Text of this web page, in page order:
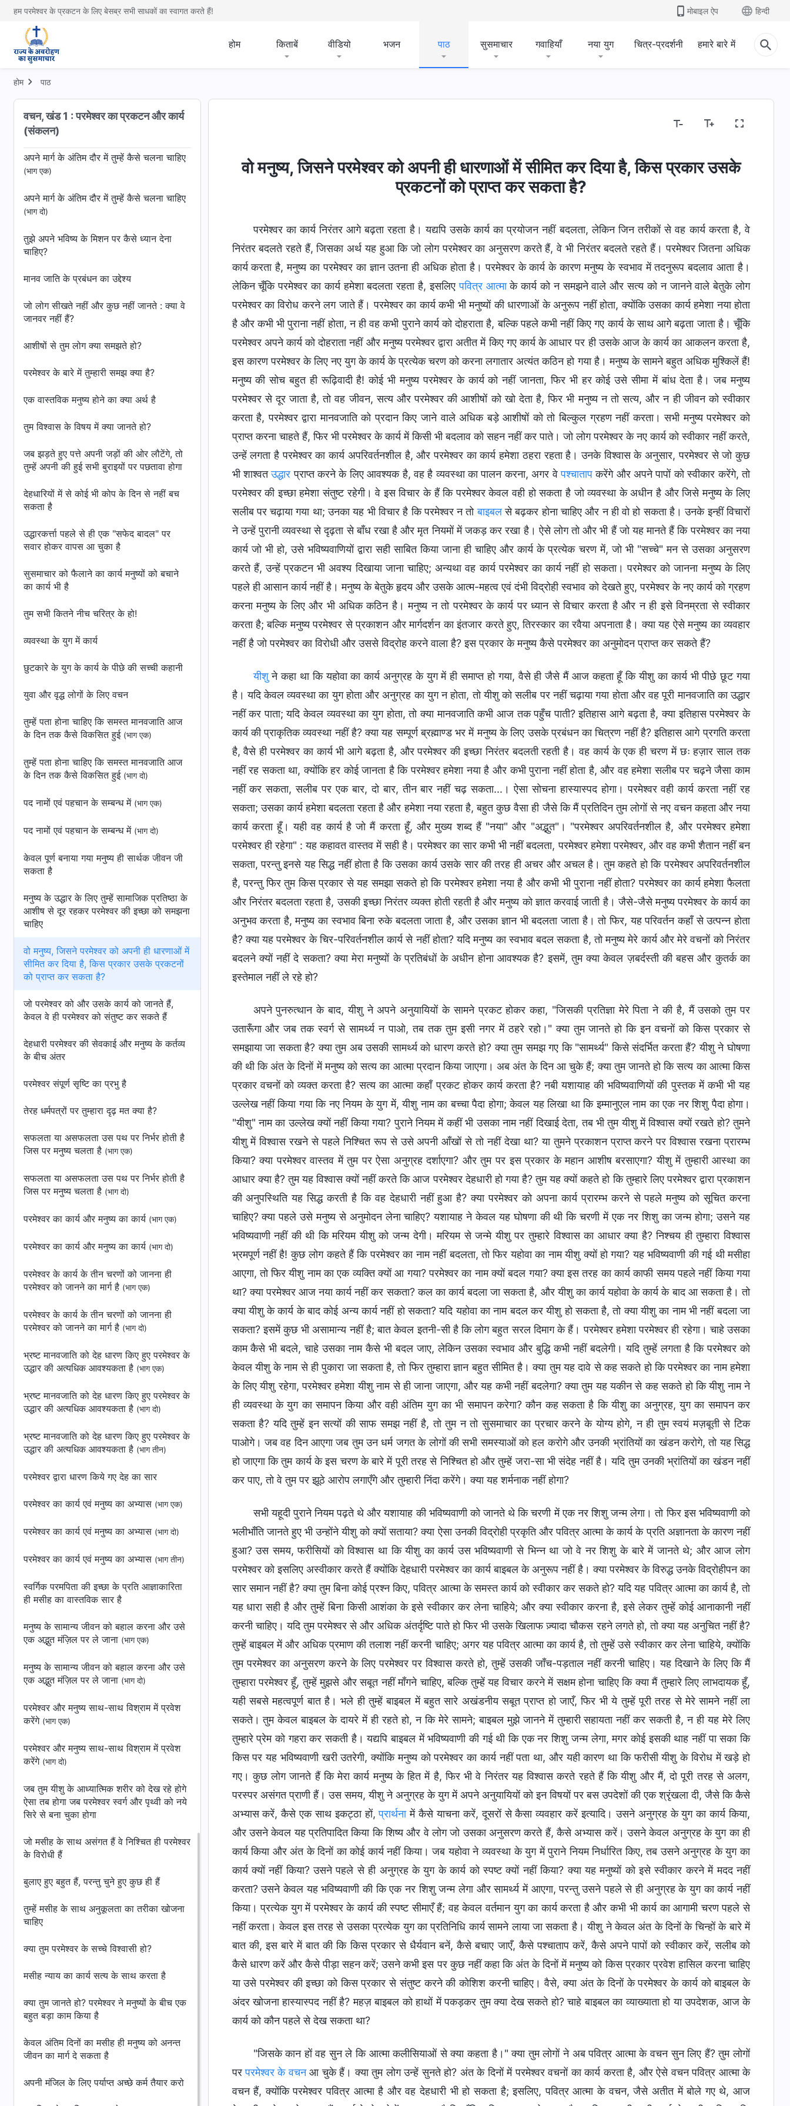
हम परमेश्वर के प्रकटन के लिए बेसब्र सभी साधकों का स्वागत करते हैं! मोबाइल ऐप हिन्दी
होम किताबें वीडियो भजन पाठ सुसमाचार गवाहियाँ नया युग चित्र-प्रदर्शनी हमारे बारे में
होम पाठ
वचन, खंड 1 : परमेश्वर का प्रकटन और कार्य
(संकलन)
ज्ञान(भाग एक)
पतरस के अनुभव: ताड़ना और न्याय का उसका
ज्ञान(भाग दो)
पतरस के अनुभव: ताड़ना और न्याय का उसका
तुम लोगों को कार्य को समझना चाहिए—भ्रम में
अनुसरण मत करो!
अपने मार्ग के अंतिम दौर में तुम्हें कैसे चलना चाहिए
(भाग एक)
अपने मार्ग के अंतिम दौर में तुम्हें कैसे चलना चाहिए
(भाग दो)
तुझे अपने भविष्य के मिशन पर कैसे ध्यान देना
चाहिए?
मानव जाति के प्रबंधन का उद्देश्य
जो लोग सीखते नहीं और कुछ नहीं जानते : क्या वे
जानवर नहीं हैं?
आशीषों से तुम लोग क्या समझते हो?
परमेश्वर के बारे में तुम्हारी समझ क्या है?
एक वास्तविक मनुष्य होने का क्या अर्थ है
तुम विश्वास के विषय में क्या जानते हो?
जब झड़ते हुए पत्ते अपनी जड़ों की ओर लौटेंगे, तो
तुम्हें अपनी की हुई सभी बुराइयों पर पछतावा होगा
देहधारियों में से कोई भी कोप के दिन से नहीं बच
सकता है
उद्धारकर्त्ता पहले से ही एक "सफेद बादल" पर
सवार होकर वापस आ चुका है
सुसमाचार को फैलाने का कार्य मनुष्यों को बचाने
का कार्य भी है
तुम सभी कितने नीच चरित्र के हो!
व्यवस्था के युग में कार्य
छुटकारे के युग के कार्य के पीछे की सच्ची कहानी
युवा और वृद्ध लोगों के लिए वचन
तुम्हें पता होना चाहिए कि समस्त मानवजाति आज
के दिन तक कैसे विकसित हुई (भाग एक)
तुम्हें पता होना चाहिए कि समस्त मानवजाति आज
के दिन तक कैसे विकसित हुई (भाग दो)
पद नामों एवं पहचान के सम्बन्ध में (भाग एक)
पद नामों एवं पहचान के सम्बन्ध में (भाग दो)
केवल पूर्ण बनाया गया मनुष्य ही सार्थक जीवन जी
सकता है
मनुष्य के उद्धार के लिए तुम्हें सामाजिक प्रतिष्ठा के
आशीष से दूर रहकर परमेश्वर की इच्छा को समझना
चाहिए
वो मनुष्य, जिसने परमेश्वर को अपनी ही धारणाओं में
सीमित कर दिया है, किस प्रकार उसके प्रकटनों
को प्राप्त कर सकता है?
जो परमेश्वर को और उसके कार्य को जानते हैं,
केवल वे ही परमेश्वर को संतुष्ट कर सकते हैं
देहधारी परमेश्वर की सेवकाई और मनुष्य के कर्तव्य
के बीच अंतर
परमेश्वर संपूर्ण सृष्टि का प्रभु है
तेरह धर्मपत्रों पर तुम्हारा दृढ़ मत क्या है?
सफलता या असफलता उस पथ पर निर्भर होती है
जिस पर मनुष्य चलता है (भाग एक)
सफलता या असफलता उस पथ पर निर्भर होती है
जिस पर मनुष्य चलता है (भाग दो)
परमेश्वर का कार्य और मनुष्य का कार्य (भाग एक)
परमेश्वर का कार्य और मनुष्य का कार्य (भाग दो)
परमेश्वर के कार्य के तीन चरणों को जानना ही
परमेश्वर को जानने का मार्ग है (भाग एक)
परमेश्वर के कार्य के तीन चरणों को जानना ही
परमेश्वर को जानने का मार्ग है (भाग दो)
भ्रष्ट मानवजाति को देह धारण किए हुए परमेश्वर के
उद्धार की अत्यधिक आवश्यकता है (भाग एक)
भ्रष्ट मानवजाति को देह धारण किए हुए परमेश्वर के
उद्धार की अत्यधिक आवश्यकता है (भाग दो)
भ्रष्ट मानवजाति को देह धारण किए हुए परमेश्वर के
उद्धार की अत्यधिक आवश्यकता है (भाग तीन)
परमेश्वर द्वारा धारण किये गए देह का सार
परमेश्वर का कार्य एवं मनुष्य का अभ्यास (भाग एक)
परमेश्वर का कार्य एवं मनुष्य का अभ्यास (भाग दो)
परमेश्वर का कार्य एवं मनुष्य का अभ्यास (भाग तीन)
स्वर्गिक परमपिता की इच्छा के प्रति आज्ञाकारिता
ही मसीह का वास्तविक सार है
मनुष्य के सामान्य जीवन को बहाल करना और उसे
एक अद्भुत मंज़िल पर ले जाना (भाग एक)
मनुष्य के सामान्य जीवन को बहाल करना और उसे
एक अद्भुत मंज़िल पर ले जाना (भाग दो)
परमेश्वर और मनुष्य साथ-साथ विश्राम में प्रवेश
करेंगे (भाग एक)
परमेश्वर और मनुष्य साथ-साथ विश्राम में प्रवेश
करेंगे (भाग दो)
जब तुम यीशु के आध्यात्मिक शरीर को देख रहे होगे
ऐसा तब होगा जब परमेश्वर स्वर्ग और पृथ्वी को नये
सिरे से बना चुका होगा
जो मसीह के साथ असंगत हैं वे निश्चित ही परमेश्वर
के विरोधी हैं
बुलाए हुए बहुत हैं, परन्तु चुने हुए कुछ ही हैं
तुम्हें मसीह के साथ अनुकूलता का तरीका खोजना
चाहिए
क्या तुम परमेश्वर के सच्चे विश्वासी हो?
मसीह न्याय का कार्य सत्य के साथ करता है
क्या तुम जानते हो? परमेश्वर ने मनुष्यों के बीच एक
बहुत बड़ा काम किया है
केवल अंतिम दिनों का मसीह ही मनुष्य को अनन्त
जीवन का मार्ग दे सकता है
अपनी मंजिल के लिए पर्याप्त अच्छे कर्म तैयार करो
वो मनुष्य, जिसने परमेश्वर को अपनी ही धारणाओं में सीमित कर दिया है, किस प्रकार उसके
प्रकटनों को प्राप्त कर सकता है?
परमेश्वर का कार्य निरंतर आगे बढ़ता रहता है। यद्यपि उसके कार्य का प्रयोजन नहीं बदलता, लेकिन जिन तरीकों से वह कार्य करता है, वे
निरंतर बदलते रहते हैं, जिसका अर्थ यह हुआ कि जो लोग परमेश्वर का अनुसरण करते हैं, वे भी निरंतर बदलते रहते हैं। परमेश्वर जितना अधिक
कार्य करता है, मनुष्य का परमेश्वर का ज्ञान उतना ही अधिक होता है। परमेश्वर के कार्य के कारण मनुष्य के स्वभाव में तदनुरूप बदलाव आता है।
लेकिन चूँकि परमेश्वर का कार्य हमेशा बदलता रहता है, इसलिएपवित्र आत्माके कार्य को न समझने वाले और सत्य को न जानने वाले बेतुके लोग
परमेश्वर का विरोध करने लग जाते हैं। परमेश्वर का कार्य कभी भी मनुष्यों की धारणाओं के अनुरूप नहीं होता, क्योंकि उसका कार्य हमेशा नया होता
है और कभी भी पुराना नहीं होता, न ही वह कभी पुराने कार्य को दोहराता है, बल्कि पहले कभी नहीं किए गए कार्य के साथ आगे बढ़ता जाता है। चूँकि
परमेश्वर अपने कार्य को दोहराता नहीं और मनुष्य परमेश्वर द्वारा अतीत में किए गए कार्य के आधार पर ही उसके आज के कार्य का आकलन करता है,
इस कारण परमेश्वर के लिए नए युग के कार्य के प्रत्येक चरण को करना लगातार अत्यंत कठिन हो गया है। मनुष्य के सामने बहुत अधिक मुश्किलें हैं!
मनुष्य की सोच बहुत ही रूढ़िवादी है! कोई भी मनुष्य परमेश्वर के कार्य को नहीं जानता, फिर भी हर कोई उसे सीमा में बांध देता है। जब मनुष्य
परमेश्वर से दूर जाता है, तो वह जीवन, सत्य और परमेश्वर की आशीषों को खो देता है, फिर भी मनुष्य न तो सत्य, और न ही जीवन को स्वीकार
करता है, परमेश्वर द्वारा मानवजाति को प्रदान किए जाने वाले अधिक बड़े आशीषों को तो बिल्कुल ग्रहण नहीं करता। सभी मनुष्य परमेश्वर को
प्राप्त करना चाहते हैं, फिर भी परमेश्वर के कार्य में किसी भी बदलाव को सहन नहीं कर पाते। जो लोग परमेश्वर के नए कार्य को स्वीकार नहीं करते,
उन्हें लगता है परमेश्वर का कार्य अपरिवर्तनशील है, और परमेश्वर का कार्य हमेशा ठहरा रहता है। उनके विश्वास के अनुसार, परमेश्वर से जो कुछ
भी शाश्वतउद्धार प्राप्त करने के लिए आवश्यक है, वह है व्यवस्था का पालन करना, अगर वेपश्चातापकरेंगे और अपने पापों को स्वीकार करेंगे, तो
परमेश्वर की इच्छा हमेशा संतुष्ट रहेगी। वे इस विचार के हैं कि परमेश्वर केवल वही हो सकता है जो व्यवस्था के अधीन है और जिसे मनुष्य के लिए
सलीब पर चढ़ाया गया था; उनका यह भी विचार है कि परमेश्वर न तोबाइबलसे बढ़कर होना चाहिए और न ही वो हो सकता है। उनके इन्हीं विचारों
ने उन्हें पुरानी व्यवस्था से दृढ़ता से बाँध रखा है और मृत नियमों में जकड़ कर रखा है। ऐसे लोग तो और भी हैं जो यह मानते हैं कि परमेश्वर का नया
कार्य जो भी हो, उसे भविष्यवाणियों द्वारा सही साबित किया जाना ही चाहिए और कार्य के प्रत्येक चरण में, जो भी "सच्चे" मन से उसका अनुसरण
करते हैं, उन्हें प्रकटन भी अवश्य दिखाया जाना चाहिए; अन्यथा वह कार्य परमेश्वर का कार्य नहीं हो सकता। परमेश्वर को जानना मनुष्य के लिए
पहले ही आसान कार्य नहीं है। मनुष्य के बेतुके हृदय और उसके आत्म-महत्व एवं दंभी विद्रोही स्वभाव को देखते हुए, परमेश्वर के नए कार्य को ग्रहण
करना मनुष्य के लिए और भी अधिक कठिन है। मनुष्य न तो परमेश्वर के कार्य पर ध्यान से विचार करता है और न ही इसे विनम्रता से स्वीकार
करता है; बल्कि मनुष्य परमेश्वर से प्रकाशन और मार्गदर्शन का इंतजार करते हुए, तिरस्कार का रवैया अपनाता है। क्या यह ऐसे मनुष्य का व्यवहार
नहीं है जो परमेश्वर का विरोधी और उससे विद्रोह करने वाला है? इस प्रकार के मनुष्य कैसे परमेश्वर का अनुमोदन प्राप्त कर सकते हैं?
यीशुने कहा था कि यहोवा का कार्य अनुग्रह के युग में ही समाप्त हो गया, वैसे ही जैसे मैं आज कहता हूँ कि यीशु का कार्य भी पीछे छूट गया
है। यदि केवल व्यवस्था का युग होता और अनुग्रह का युग न होता, तो यीशु को सलीब पर नहीं चढ़ाया गया होता और वह पूरी मानवजाति का उद्धार
नहीं कर पाता; यदि केवल व्यवस्था का युग होता, तो क्या मानवजाति कभी आज तक पहुँच पाती? इतिहास आगे बढ़ता है, क्या इतिहास परमेश्वर के
कार्य की प्राकृतिक व्यवस्था नहीं है? क्या यह सम्पूर्ण ब्रह्माण्ड भर में मनुष्य के लिए उसके प्रबंधन का चित्रण नहीं है? इतिहास आगे प्रगति करता
है, वैसे ही परमेश्वर का कार्य भी आगे बढ़ता है, और परमेश्वर की इच्छा निरंतर बदलती रहती है। वह कार्य के एक ही चरण में छः हज़ार साल तक
नहीं रह सकता था, क्योंकि हर कोई जानता है कि परमेश्वर हमेशा नया है और कभी पुराना नहीं होता है, और वह हमेशा सलीब पर चढ़ने जैसा काम
नहीं कर सकता, सलीब पर एक बार, दो बार, तीन बार नहीं चढ़ सकता...। ऐसा सोचना हास्यास्पद होगा। परमेश्वर वही कार्य करता नहीं रह
सकता; उसका कार्य हमेशा बदलता रहता है और हमेशा नया रहता है, बहुत कुछ वैसा ही जैसे कि मैं प्रतिदिन तुम लोगों से नए वचन कहता और नया
कार्य करता हूँ। यही वह कार्य है जो मैं करता हूँ, और मुख्य शब्द हैं "नया" और "अद्भुत"। "परमेश्वर अपरिवर्तनशील है, और परमेश्वर हमेशा
परमेश्वर ही रहेगा" : यह कहावत वास्तव में सही है। परमेश्वर का सार कभी भी नहीं बदलता, परमेश्वर हमेशा परमेश्वर, और वह कभी शैतान नहीं बन
सकता, परन्तु इनसे यह सिद्ध नहीं होता है कि उसका कार्य उसके सार की तरह ही अचर और अचल है। तुम कहते हो कि परमेश्वर अपरिवर्तनशील
है, परन्तु फिर तुम किस प्रकार से यह समझा सकते हो कि परमेश्वर हमेशा नया है और कभी भी पुराना नहीं होता? परमेश्वर का कार्य हमेशा फैलता
और निरंतर बदलता रहता है, उसकी इच्छा निरंतर व्यक्त होती रहती है और मनुष्य को ज्ञात करवाई जाती है। जैसे-जैसे मनुष्य परमेश्वर के कार्य का
अनुभव करता है, मनुष्य का स्वभाव बिना रुके बदलता जाता है, और उसका ज्ञान भी बदलता जाता है। तो फिर, यह परिवर्तन कहाँ से उत्पन्न होता
है? क्या यह परमेश्वर के चिर-परिवर्तनशील कार्य से नहीं होता? यदि मनुष्य का स्वभाव बदल सकता है, तो मनुष्य मेरे कार्य और मेरे वचनों को निरंतर
बदलने क्यों नहीं दे सकता? क्या मेरा मनुष्यों के प्रतिबंधों के अधीन होना आवश्यक है? इसमें, तुम क्या केवल ज़बर्दस्ती की बहस और कुतर्क का
इस्तेमाल नहीं ले रहे हो?
अपने पुनरुत्थान के बाद, यीशु ने अपने अनुयायियों के सामने प्रकट होकर कहा, "जिसकी प्रतिज्ञा मेरे पिता ने की है, मैं उसको तुम पर
उतारूँगा और जब तक स्वर्ग से सामर्थ्य न पाओ, तब तक तुम इसी नगर में ठहरे रहो।" क्या तुम जानते हो कि इन वचनों को किस प्रकार से
समझाया जा सकता है? क्या तुम अब उसकी सामर्थ्य को धारण करते हो? क्या तुम समझ गए कि "सामर्थ्य" किसे संदर्भित करता हैं? यीशु ने घोषणा
की थी कि अंत के दिनों में मनुष्य को सत्य का आत्मा प्रदान किया जाएगा। अब अंत के दिन आ चुके हैं; क्या तुम जानते हो कि सत्य का आत्मा किस
प्रकार वचनों को व्यक्त करता है? सत्य का आत्मा कहाँ प्रकट होकर कार्य करता है? नबी यशायाह की भविष्यवाणियों की पुस्तक में कभी भी यह
उल्लेख नहीं किया गया कि नए नियम के युग में, यीशु नाम का बच्चा पैदा होगा; केवल यह लिखा था कि इम्मानुएल नाम का एक नर शिशु पैदा होगा।
"यीशु" नाम का उल्लेख क्यों नहीं किया गया? पुराने नियम में कहीं भी उसका नाम नहीं दिखाई देता, तब भी तुम यीशु में विश्वास क्यों रखते हो? तुमने
यीशु में विश्वास रखने से पहले निश्चित रूप से उसे अपनी आँखों से तो नहीं देखा था? या तुमने प्रकाशन प्राप्त करने पर विश्वास रखना प्रारम्भ
किया? क्या परमेश्वर वास्तव में तुम पर ऐसा अनुग्रह दर्शाएगा? और तुम पर इस प्रकार के महान आशीष बरसाएगा? यीशु में तुम्हारी आस्था का
आधार क्या है? तुम यह विश्वास क्यों नहीं करते कि आज परमेश्वर देहधारी हो गया है? तुम यह क्यों कहते हो कि तुम्हारे लिए परमेश्वर द्वारा प्रकाशन
की अनुपस्थिति यह सिद्ध करती है कि वह देहधारी नहीं हुआ है? क्या परमेश्वर को अपना कार्य प्रारम्भ करने से पहले मनुष्य को सूचित करना
चाहिए? क्या पहले उसे मनुष्य से अनुमोदन लेना चाहिए? यशायाह ने केवल यह घोषणा की थी कि चरणी में एक नर शिशु का जन्म होगा; उसने यह
भविष्यवाणी नहीं की थी कि मरियम यीशु को जन्म देगी। मरियम से जन्मे यीशु पर तुम्हारे विश्वास का आधार क्या है? निश्चय ही तुम्हारा विश्वास
भ्रमपूर्ण नहीं है! कुछ लोग कहते हैं कि परमेश्वर का नाम नहीं बदलता, तो फिर यहोवा का नाम यीशु क्यों हो गया? यह भविष्यवाणी की गई थी मसीहा
आएगा, तो फिर यीशु नाम का एक व्यक्ति क्यों आ गया? परमेश्वर का नाम क्यों बदल गया? क्या इस तरह का कार्य काफी समय पहले नहीं किया गया
था? क्या परमेश्वर आज नया कार्य नहीं कर सकता? कल का कार्य बदला जा सकता है, और यीशु का कार्य यहोवा के कार्य के बाद आ सकता है। तो
क्या यीशु के कार्य के बाद कोई अन्य कार्य नहीं हो सकता? यदि यहोवा का नाम बदल कर यीशु हो सकता है, तो क्या यीशु का नाम भी नहीं बदला जा
सकता? इसमें कुछ भी असामान्य नहीं है; बात केवल इतनी-सी है कि लोग बहुत सरल दिमाग के हैं। परमेश्वर हमेशा परमेश्वर ही रहेगा। चाहे उसका
काम कैसे भी बदले, चाहे उसका नाम कैसे भी बदल जाए, लेकिन उसका स्वभाव और बुद्धि कभी नहीं बदलेगी। यदि तुम्हें लगता है कि परमेश्वर को
केवल यीशु के नाम से ही पुकारा जा सकता है, तो फिर तुम्हारा ज्ञान बहुत सीमित है। क्या तुम यह दावे से कह सकते हो कि परमेश्वर का नाम हमेशा
के लिए यीशु रहेगा, परमेश्वर हमेशा यीशु नाम से ही जाना जाएगा, और यह कभी नहीं बदलेगा? क्या तुम यह यकीन से कह सकते हो कि यीशु नाम ने
ही व्यवस्था के युग का समापन किया और वही अंतिम युग का भी समापन करेगा? कौन कह सकता है कि यीशु का अनुग्रह, युग का समापन कर
सकता है? यदि तुम्हें इन सत्यों की साफ समझ नहीं है, तो तुम न तो सुसमाचार का प्रचार करने के योग्य होगे, न ही तुम स्वयं मज़बूती से टिक
पाओगे। जब वह दिन आएगा जब तुम उन धर्म जगत के लोगों की सभी समस्याओं को हल करोगे और उनकी भ्रांतियों का खंडन करोगे, तो यह सिद्ध
हो जाएगा कि तुम कार्य के इस चरण के बारे में पूरी तरह से निश्चित हो और तुम्हें जरा-सा भी संदेह नहीं है। यदि तुम उनकी भ्रांतियों का खंडन नहीं
कर पाए, तो वे तुम पर झूठे आरोप लगाएँगे और तुम्हारी निंदा करेंगे। क्या यह शर्मनाक नहीं होगा?
सभी यहूदी पुराने नियम पढ़ते थे और यशायाह की भविष्यवाणी को जानते थे कि चरणी में एक नर शिशु जन्म लेगा। तो फिर इस भविष्यवाणी को
भलीभाँति जानते हुए भी उन्होंने यीशु को क्यों सताया? क्या ऐसा उनकी विद्रोही प्रकृति और पवित्र आत्मा के कार्य के प्रति अज्ञानता के कारण नहीं
हुआ? उस समय, फरीसियों को विश्वास था कि यीशु का कार्य उस भविष्यवाणी से भिन्न था जो वे नर शिशु के बारे में जानते थे; और आज लोग
परमेश्वर को इसलिए अस्वीकार करते हैं क्योंकि देहधारी परमेश्वर का कार्य बाइबल के अनुरूप नहीं है। क्या परमेश्वर के विरुद्ध उनके विद्रोहीपन का
सार समान नहीं है? क्या तुम बिना कोई प्रश्न किए, पवित्र आत्मा के समस्त कार्य को स्वीकार कर सकते हो? यदि यह पवित्र आत्मा का कार्य है, तो
यह धारा सही है और तुम्हें बिना किसी आशंका के इसे स्वीकार कर लेना चाहिये; और क्या स्वीकार करना है, इसे लेकर तुम्हें कोई आनाकानी नहीं
करनी चाहिए। यदि तुम परमेश्वर से और अधिक अंतर्दृष्टि पाते हो फिर भी उसके खिलाफ ज़्यादा चौकस रहने लगते हो, तो क्या यह अनुचित नहीं है?
तुम्हें बाइबल में और अधिक प्रमाण की तलाश नहीं करनी चाहिए; अगर यह पवित्र आत्मा का कार्य है, तो तुम्हें उसे स्वीकार कर लेना चाहिये, क्योंकि
तुम परमेश्वर का अनुसरण करने के लिए परमेश्वर पर विश्वास करते हो, तुम्हें उसकी जाँच-पड़ताल नहीं करनी चाहिए। यह दिखाने के लिए कि मैं
तुम्हारा परमेश्वर हूँ, तुम्हें मुझसे और सबूत नहीं माँगने चाहिए, बल्कि तुम्हें यह विचार करने में सक्षम होना चाहिए कि क्या मैं तुम्हारे लिए लाभदायक हूँ,
यही सबसे महत्वपूर्ण बात है। भले ही तुम्हें बाइबल में बहुत सारे अखंडनीय सबूत प्राप्त हो जाएँ, फिर भी ये तुम्हें पूरी तरह से मेरे सामने नहीं ला
सकते। तुम केवल बाइबल के दायरे में ही रहते हो, न कि मेरे सामने; बाइबल मुझे जानने में तुम्हारी सहायता नहीं कर सकती है, न ही यह मेरे लिए
तुम्हारे प्रेम को गहरा कर सकती है। यद्यपि बाइबल में भविष्यवाणी की गई थी कि एक नर शिशु जन्म लेगा, मगर कोई इसकी थाह नहीं पा सका कि
किस पर यह भविष्यवाणी खरी उतरेगी, क्योंकि मनुष्य को परमेश्वर का कार्य नहीं पता था, और यही कारण था कि फरीसी यीशु के विरोध में खड़े हो
गए। कुछ लोग जानते हैं कि मेरा कार्य मनुष्य के हित में है, फिर भी वे निरंतर यह विश्वास करते रहते हैं कि यीशु और मैं, दो पूरी तरह से अलग,
परस्पर असंगत प्राणी हैं। उस समय, यीशु ने अनुग्रह के युग में अपने अनुयायियों को इन विषयों पर बस उपदेशों की एक श्रृंखला दी, जैसे कि कैसे
अभ्यास करें, कैसे एक साथ इकट्ठा हों,प्रार्थनामें कैसे याचना करें, दूसरों से कैसा व्यवहार करें इत्यादि। उसने अनुग्रह के युग का कार्य किया,
और उसने केवल यह प्रतिपादित किया कि शिष्य और वे लोग जो उसका अनुसरण करते हैं, कैसे अभ्यास करें। उसने केवल अनुग्रह के युग का ही
कार्य किया और अंत के दिनों का कोई कार्य नहीं किया। जब यहोवा ने व्यवस्था के युग में पुराने नियम निर्धारित किए, तब उसने अनुग्रह के युग का
कार्य क्यों नहीं किया? उसने पहले से ही अनुग्रह के युग के कार्य को स्पष्ट क्यों नहीं किया? क्या यह मनुष्यों को इसे स्वीकार करने में मदद नहीं
करता? उसने केवल यह भविष्यवाणी की कि एक नर शिशु जन्म लेगा और सामर्थ्य में आएगा, परन्तु उसने पहले से ही अनुग्रह के युग का कार्य नहीं
किया। प्रत्येक युग में परमेश्वर के कार्य की स्पष्ट सीमाएँ हैं; वह केवल वर्तमान युग का कार्य करता है और कभी भी कार्य का आगामी चरण पहले से
नहीं करता। केवल इस तरह से उसका प्रत्येक युग का प्रतिनिधि कार्य सामने लाया जा सकता है। यीशु ने केवल अंत के दिनों के चिन्हों के बारे में
बात की, इस बारे में बात की कि किस प्रकार से धैर्यवान बनें, कैसे बचाए जाएँ, कैसे पश्चाताप करें, कैसे अपने पापों को स्वीकार करें, सलीब को
कैसे धारण करें और कैसे पीड़ा सहन करें; उसने कभी इस पर कुछ नहीं कहा कि अंत के दिनों में मनुष्य को किस प्रकार प्रवेश हासिल करना चाहिए
या उसे परमेश्वर की इच्छा को किस प्रकार से संतुष्ट करने की कोशिश करनी चाहिए। वैसे, क्या अंत के दिनों के परमेश्वर के कार्य को बाइबल के
अंदर खोजना हास्यास्पद नहीं है? महज़ बाइबल को हाथों में पकड़कर तुम क्या देख सकते हो? चाहे बाइबल का व्याख्याता हो या उपदेशक, आज के
कार्य को कौन पहले से देख सकता था?
"जिसके कान हों वह सुन ले कि आत्मा कलीसियाओं से क्या कहता है।" क्या तुम लोगों ने अब पवित्र आत्मा के वचन सुन लिए हैं? तुम लोगों
परपरमेश्वर के वचनआ चुके हैं। क्या तुम लोग उन्हें सुनते हो? अंत के दिनों में परमेश्वर वचनों का कार्य करता है, और ऐसे वचन पवित्र आत्मा के
वचन हैं, क्योंकि परमेश्वर पवित्र आत्मा है और वह देहधारी भी हो सकता है; इसलिए, पवित्र आत्मा के वचन, जैसे अतीत में बोले गए थे, आज